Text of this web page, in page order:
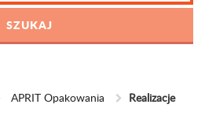
APRIT Opakowania Realizacje